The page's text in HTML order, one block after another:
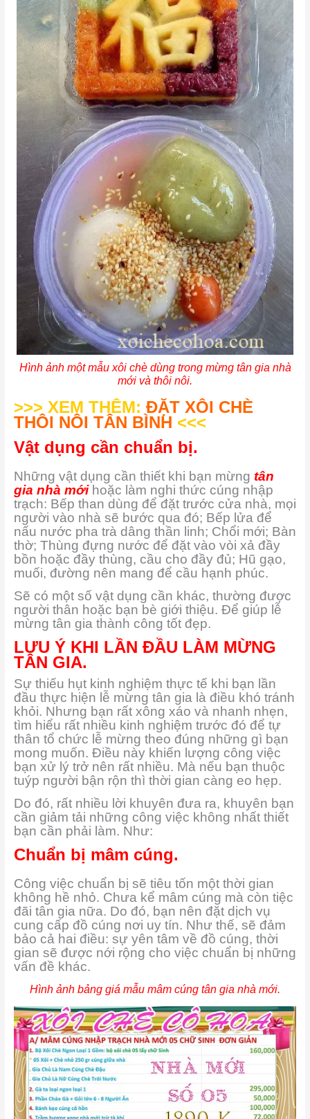
Hình ảnh một mẫu xôi chè dùng trong mừng tân gia nhà
mới và thôi nôi.
>>> XEM THÊM: ĐẶT XÔI CHÈ
THÔI NÔI TÂN BÌNH <<<
Vật dụng cần chuẩn bị.
Những vật dụng cần thiết khi bạn mừng tân
gia nhà mớihoặc làm nghi thức cúng nhập
trạch: Bếp than dùng để đặt trước cửa nhà, mọi
người vào nhà sẽ bước qua đó; Bếp lửa để
nấu nước pha trà dâng thần linh; Chổi mới; Bàn
thờ; Thùng đựng nước để đặt vào vòi xả đầy
bồn hoặc đầy thùng, cầu cho đầy đủ; Hũ gạo,
muối, đường nên mang để cầu hạnh phúc.
Sẽ có một số vật dụng cần khác, thường được
người thân hoặc bạn bè giới thiệu. Để giúp lễ
mừng tân gia thành công tốt đẹp.
LƯU Ý KHI LẦN ĐẦU LÀM MỪNG
TÂN GIA.
Sự thiếu hụt kinh nghiệm thực tế khi bạn lần
đầu thực hiện lễ mừng tân gia là điều khó tránh
khỏi. Nhưng bạn rất xông xáo và nhanh nhẹn,
tìm hiểu rất nhiều kinh nghiệm trước đó để tự
thân tổ chức lễ mừng theo đúng những gì bạn
mong muốn. Điều này khiến lượng công việc
bạn xử lý trở nên rất nhiều. Mà nếu bạn thuộc
tuýp người bận rộn thì thời gian càng eo hẹp.
Do đó, rất nhiều lời khuyên đưa ra, khuyên bạn
cần giảm tải những công việc không nhất thiết
bạn cần phải làm. Như:
Chuẩn bị mâm cúng.
Công việc chuẩn bị sẽ tiêu tốn một thời gian
không hề nhỏ. Chưa kể mâm cúng mà còn tiệc
đãi tân gia nữa. Do đó, bạn nên đặt dịch vụ
cung cấp đồ cúng nơi uy tín. Như thế, sẽ đảm
bảo cả hai điều: sự yên tâm về đồ cúng, thời
gian sẽ được nới rộng cho việc chuẩn bị những
vấn đề khác.
Hình ảnh bảng giá mẫu mâm cúng tân gia nhà mới.